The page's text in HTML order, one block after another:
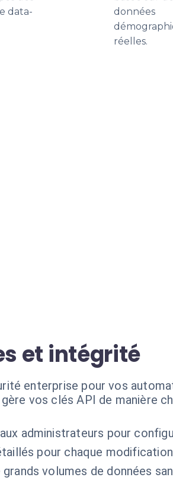
data-
données
réelles.
et intégrité
enterprise pour vos
vos clés API de manière
administrateurs pour
pour chaque
volumes de données